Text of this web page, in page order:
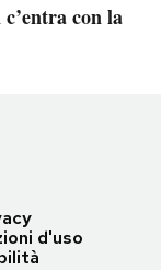
con la
d'uso